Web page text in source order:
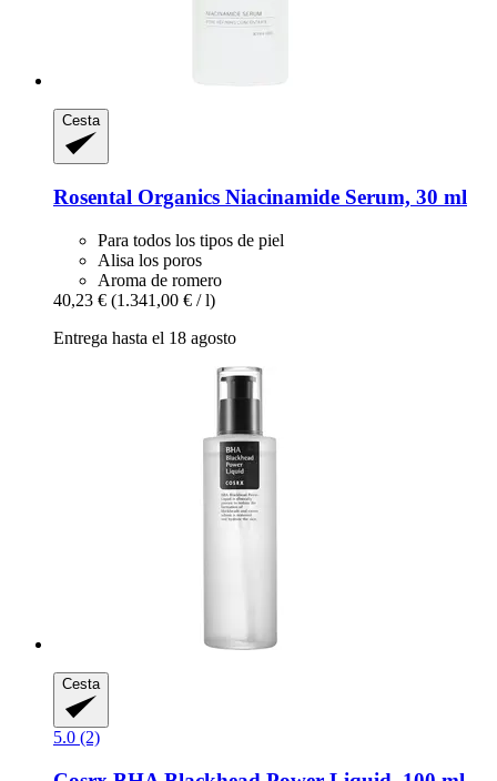
Cesta
Rosental Organics Niacinamide Serum, 30 ml
Para todos los tipos de piel
Alisa los poros
Aroma de romero
40,23 € (1.341,00 € / l)
Entrega hasta el 18 agosto
Cesta
5.0 (2)